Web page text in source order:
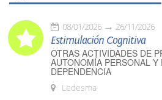
08/01/2026 26/11/2026
Estimulación Cognitiva
OTRAS ACTIVIDADES DE
AUTONOMÍA PERSONAL
DEPENDENCIA
Ledesma